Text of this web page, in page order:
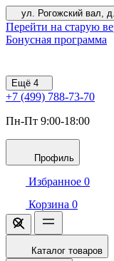
ул. Рогожский вал,
Перейти на старую
Бонусная программа
Ещё 4
+7 (499) 788-73-70
Пн-Пт 9:00-18:00
Профиль
Избранное 0
Корзина 0
Каталог товаров